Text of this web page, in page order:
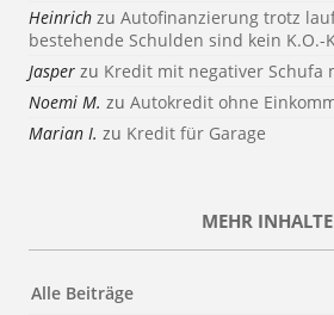
Heinrich zu Autofinanzierung trotz
bestehende Schulden sind kein K.O.-
Jasper zu Kredit mit negativer Schufa
Noemi M. zu Autokredit ohne
Marian I. zu Kredit für Garage
MEHR INHALTE
Alle Beiträge